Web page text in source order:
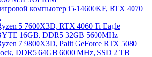
компьютер i5-14600KF, RTX 4070
5 7600X3D, RTX 4060 Ti Eagle
16GB, DDR5 32GB 5600MHz
7 9800X3D, Palit GeForce RTX 5080
DDR5 64GB 6000 MHz, SSD 2 TB